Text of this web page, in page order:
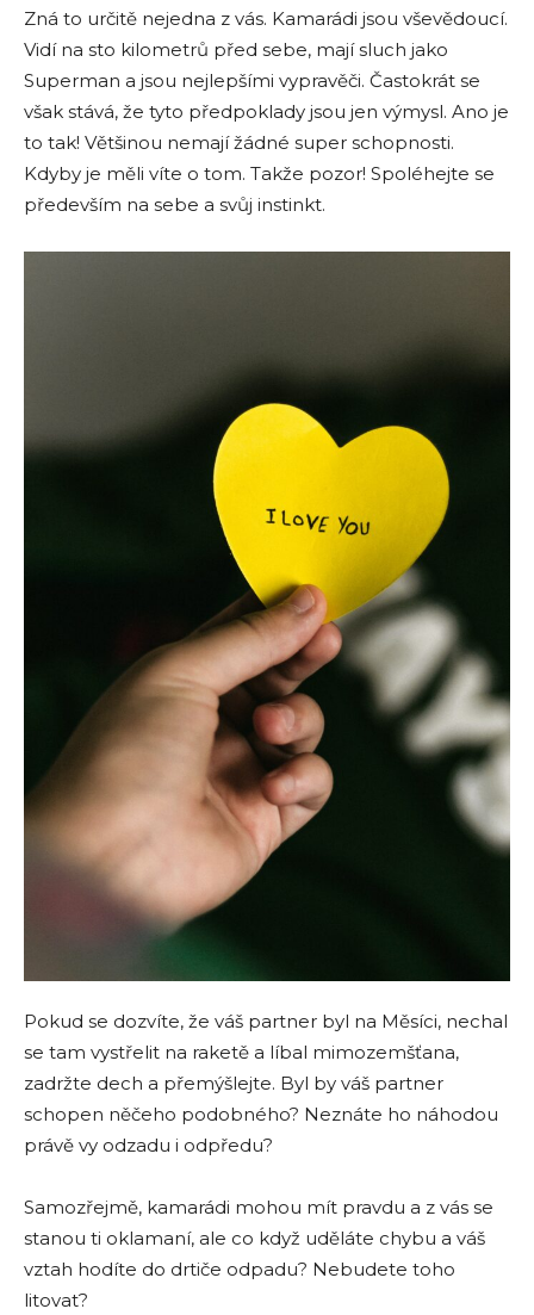
Zná to určitě nejedna z vás. Kamarádi jsou vševědoucí.
Vidí na sto kilometrů před sebe, mají sluch jako
Superman a jsou nejlepšími vypravěči. Častokrát se
však stává, že tyto předpoklady jsou jen výmysl. Ano je
to tak! Většinou nemají žádné super schopnosti.
Kdyby je měli víte o tom. Takže pozor! Spoléhejte se
především na sebe a svůj instinkt.
Pokud se dozvíte, že váš partner byl na Měsíci, nechal
se tam vystřelit na raketě a líbal mimozemšťana,
zadržte dech a přemýšlejte. Byl by váš partner
schopen něčeho podobného? Neznáte ho náhodou
právě vy odzadu i odpředu?
Samozřejmě, kamarádi mohou mít pravdu a z vás se
stanou ti oklamaní, ale co když uděláte chybu a váš
vztah hodíte do drtiče odpadu? Nebudete toho
litovat?